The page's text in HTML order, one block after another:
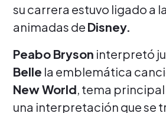
su carrera estuvo ligado a
animadas de Disney.
Peabo Bryson interpretó
Belle la emblemática
New World, tema
una interpretación que se